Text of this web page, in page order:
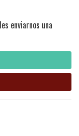
enviarnos una